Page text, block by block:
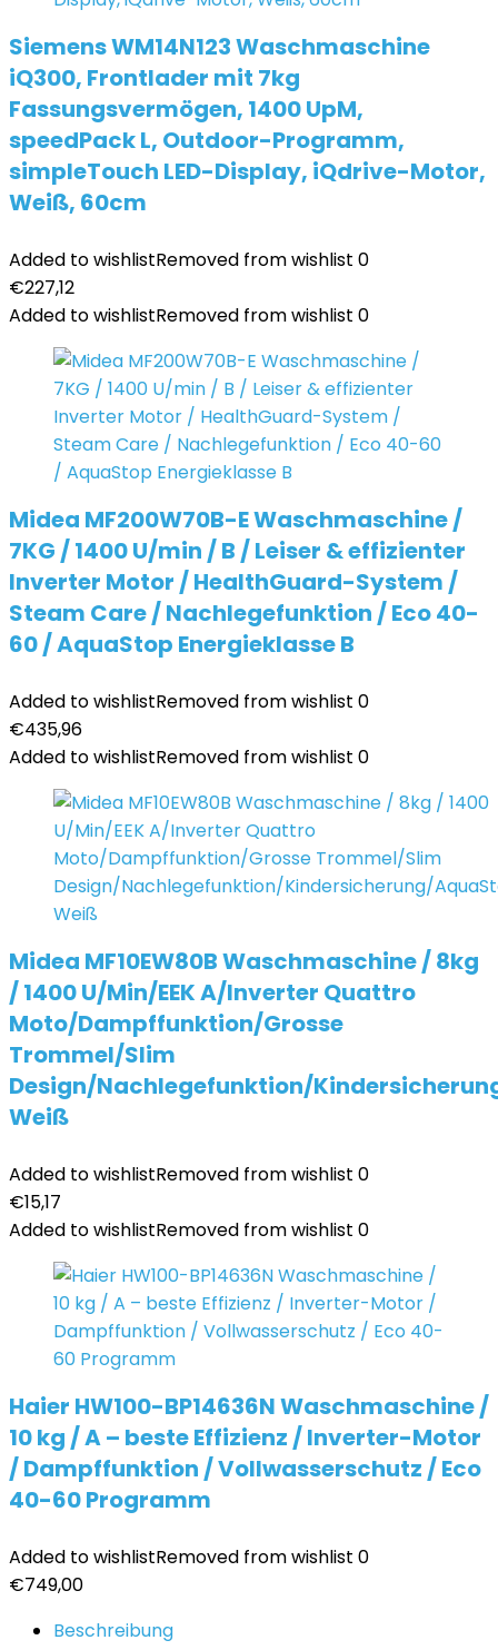
Siemens WM14N123 Waschmaschine
iQ300, Frontlader mit 7kg
Fassungsvermögen, 1400 UpM,
speedPack L, Outdoor-Programm,
simpleTouch LED-Display, iQdrive-Motor,
Weiß, 60cm
Added to wishlistRemoved from wishlist 0
€227,12
Added to wishlistRemoved from wishlist 0
Midea MF200W70B-E Waschmaschine /
7KG / 1400 U/min / B / Leiser & effizienter
Inverter Motor / HealthGuard-System /
Steam Care / Nachlegefunktion / Eco 40-
60 / AquaStop Energieklasse B
Added to wishlistRemoved from wishlist 0
€435,96
Added to wishlistRemoved from wishlist 0
Midea MF10EW80B Waschmaschine / 8kg
/ 1400 U/Min/EEK A/Inverter Quattro
Moto/Dampffunktion/Grosse
Trommel/Slim
Design/Nachlegefunktion/
Weiß
Added to wishlistRemoved from wishlist 0
€15,17
Added to wishlistRemoved from wishlist 0
Haier HW100-BP14636N Waschmaschine /
10 kg / A – beste Effizienz / Inverter-Motor
/ Dampffunktion / Vollwasserschutz / Eco
40-60 Programm
Added to wishlistRemoved from wishlist 0
€749,00
Beschreibung